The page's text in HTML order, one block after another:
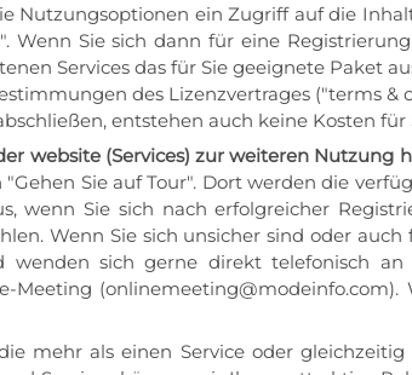
ein Zugriff auf die
Sie sich dann für eine
Services das für Sie geeignete Paket
des Lizenzvertrages ("terms
entstehen auch keine Kosten für
website (Services) zur weiteren Nutzung
Sie auf Tour". Dort werden die
wenn Sie sich nach erfolgreicher
Wenn Sie sich unsicher sind oder
wenden sich gerne direkt telefonisch
Meeting
mehr als einen Service oder